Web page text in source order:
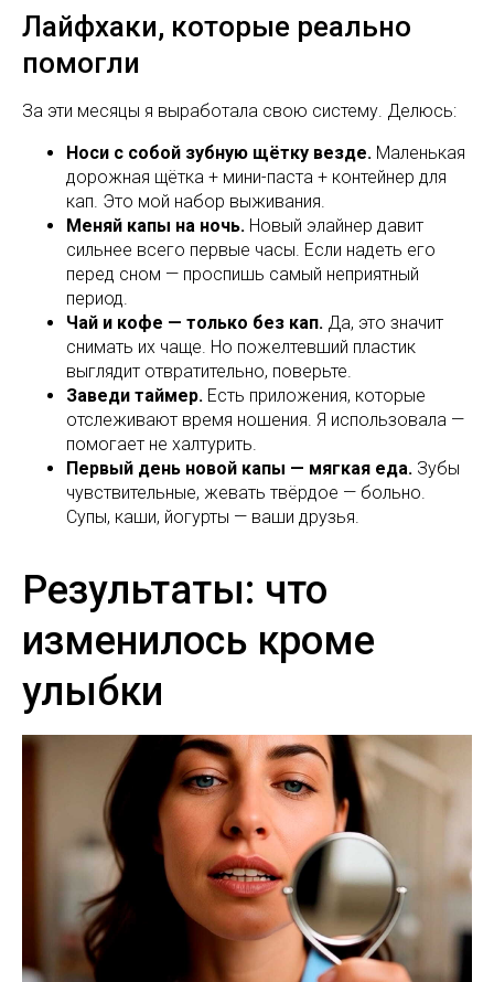
Лайфхаки, которые реально
помогли
За эти месяцы я выработала свою систему. Делюсь:
Носи с собой зубную щётку везде. Маленькая
дорожная щётка + мини-паста + контейнер для
кап. Это мой набор выживания.
Меняй капы на ночь. Новый элайнер давит
сильнее всего первые часы. Если надеть его
перед сном — проспишь самый неприятный
период.
Чай и кофе — только без кап. Да, это значит
снимать их чаще. Но пожелтевший пластик
выглядит отвратительно, поверьте.
Заведи таймер. Есть приложения, которые
отслеживают время ношения. Я использовала —
помогает не халтурить.
Первый день новой капы — мягкая еда. Зубы
чувствительные, жевать твёрдое — больно.
Супы, каши, йогурты — ваши друзья.
Результаты: что
изменилось кроме
улыбки